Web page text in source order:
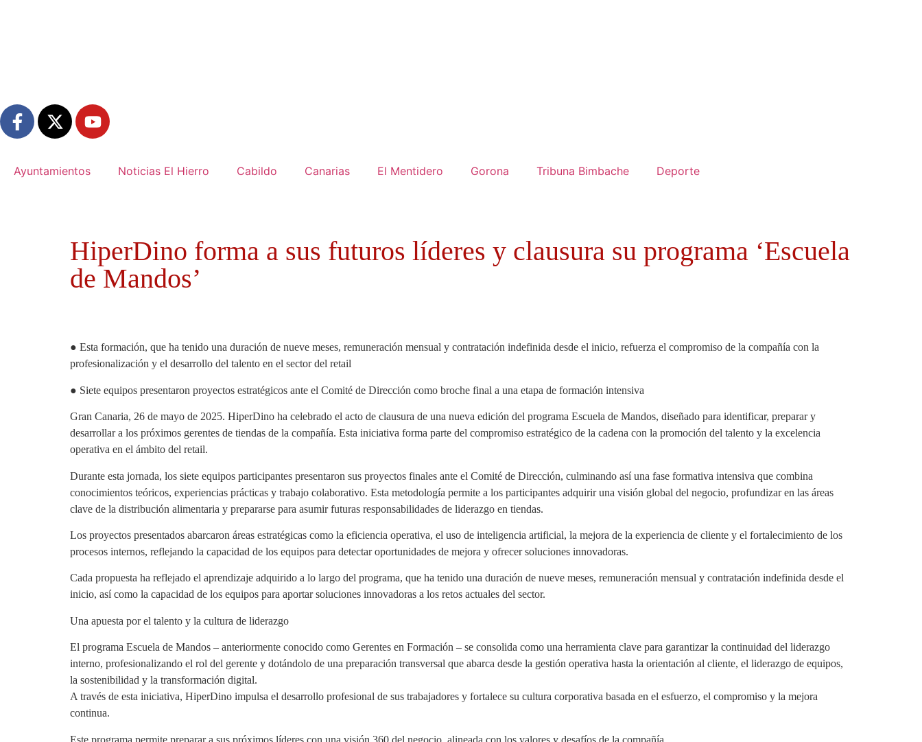
Ayuntamientos Noticias El Hierro Cabildo Canarias El Mentidero Gorona Tribuna Bimbache Deporte
HiperDino forma a sus futuros líderes y clausura su programa ‘Escuela
de Mandos’
● Esta formación, que ha tenido una duración de nueve meses, remuneración mensual y contratación indefinida desde el inicio, refuerza el compromiso de la compañía con la
profesionalización y el desarrollo del talento en el sector del retail
● Siete equipos presentaron proyectos estratégicos ante el Comité de Dirección como broche final a una etapa de formación intensiva
Gran Canaria, 26 de mayo de 2025. HiperDino ha celebrado el acto de clausura de una nueva edición del programa Escuela de Mandos, diseñado para identificar, preparar y
desarrollar a los próximos gerentes de tiendas de la compañía. Esta iniciativa forma parte del compromiso estratégico de la cadena con la promoción del talento y la excelencia
operativa en el ámbito del retail.
Durante esta jornada, los siete equipos participantes presentaron sus proyectos finales ante el Comité de Dirección, culminando así una fase formativa intensiva que combina
conocimientos teóricos, experiencias prácticas y trabajo colaborativo. Esta metodología permite a los participantes adquirir una visión global del negocio, profundizar en las áreas
clave de la distribución alimentaria y prepararse para asumir futuras responsabilidades de liderazgo en tiendas.
Los proyectos presentados abarcaron áreas estratégicas como la eficiencia operativa, el uso de inteligencia artificial, la mejora de la experiencia de cliente y el fortalecimiento de los
procesos internos, reflejando la capacidad de los equipos para detectar oportunidades de mejora y ofrecer soluciones innovadoras.
Cada propuesta ha reflejado el aprendizaje adquirido a lo largo del programa, que ha tenido una duración de nueve meses, remuneración mensual y contratación indefinida desde el
inicio, así como la capacidad de los equipos para aportar soluciones innovadoras a los retos actuales del sector.
Una apuesta por el talento y la cultura de liderazgo
El programa Escuela de Mandos – anteriormente conocido como Gerentes en Formación – se consolida como una herramienta clave para garantizar la continuidad del liderazgo
interno, profesionalizando el rol del gerente y dotándolo de una preparación transversal que abarca desde la gestión operativa hasta la orientación al cliente, el liderazgo de equipos,
la sostenibilidad y la transformación digital.
A través de esta iniciativa, HiperDino impulsa el desarrollo profesional de sus trabajadores y fortalece su cultura corporativa basada en el esfuerzo, el compromiso y la mejora
continua.
Este programa permite preparar a sus próximos líderes con una visión 360 del negocio, alineada con los valores y desafíos de la compañía.